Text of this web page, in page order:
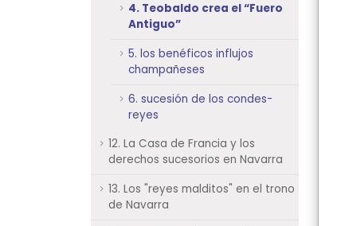
4. Teobaldo crea el “Fuero
Antiguo”
5. los benéficos influjos
champañeses
6. sucesión de los condes-
reyes
12. La Casa de Francia y los
derechos sucesorios en Navarra
13. Los "reyes malditos" en el trono
de Navarra